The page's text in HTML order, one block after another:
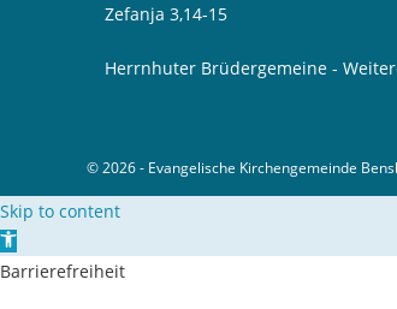
Zefanja 3,14-15
Herrnhuter Brüdergemeine -
© 2026 - Evangelische Kirchengemeinde
Skip to content
Open toolbar
Barrierefreiheit